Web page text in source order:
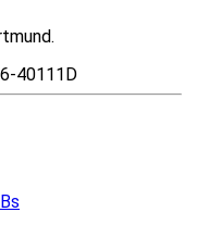
40111D